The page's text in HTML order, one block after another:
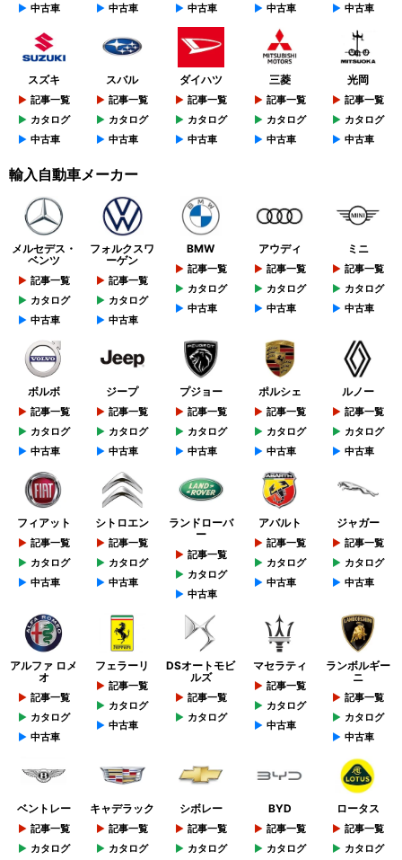
中古車
中古車
中古車
中古車
中古車
スズキ
記事一覧
カタログ
中古車
スバル
記事一覧
カタログ
中古車
ダイハツ
記事一覧
カタログ
中古車
三菱
記事一覧
カタログ
中古車
光岡
記事一覧
カタログ
中古車
輸入自動車メーカー
メルセデス・
ベンツ
記事一覧
カタログ
中古車
フォルクスワ
ーゲン
記事一覧
カタログ
中古車
BMW
記事一覧
カタログ
中古車
アウディ
記事一覧
カタログ
中古車
ミニ
記事一覧
カタログ
中古車
ボルボ
記事一覧
カタログ
中古車
ジープ
記事一覧
カタログ
中古車
プジョー
記事一覧
カタログ
中古車
ポルシェ
記事一覧
カタログ
中古車
ルノー
記事一覧
カタログ
中古車
フィアット
記事一覧
カタログ
中古車
シトロエン
記事一覧
カタログ
中古車
ランドローバ
ー
記事一覧
カタログ
中古車
アバルト
記事一覧
カタログ
中古車
ジャガー
記事一覧
カタログ
中古車
アルファ ロメ
オ
記事一覧
カタログ
中古車
フェラーリ
記事一覧
カタログ
中古車
DSオートモビ
ルズ
記事一覧
カタログ
マセラティ
記事一覧
カタログ
中古車
ランボルギー
ニ
記事一覧
カタログ
中古車
ベントレー
記事一覧
カタログ
キャデラック
記事一覧
カタログ
シボレー
記事一覧
カタログ
BYD
記事一覧
カタログ
ロータス
記事一覧
カタログ